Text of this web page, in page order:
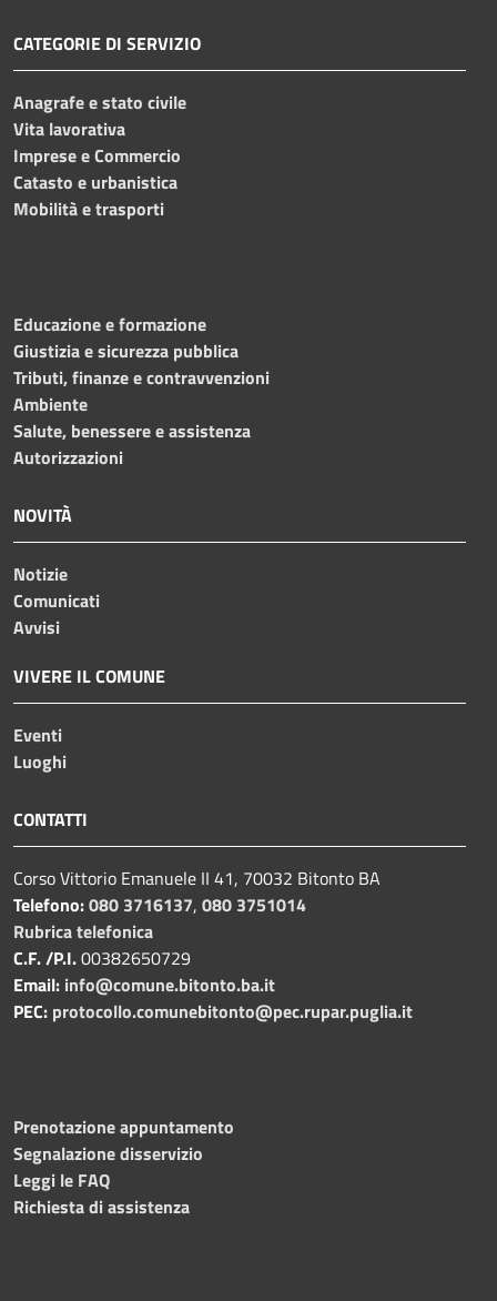
CATEGORIE DI SERVIZIO
Anagrafe e stato civile
Vita lavorativa
Imprese e Commercio
Catasto e urbanistica
Mobilità e trasporti
Educazione e formazione
Giustizia e sicurezza pubblica
Tributi, finanze e contravvenzioni
Ambiente
Salute, benessere e assistenza
Autorizzazioni
NOVITÀ
Notizie
Comunicati
Avvisi
VIVERE IL COMUNE
Eventi
Luoghi
CONTATTI
Corso Vittorio Emanuele II 41, 70032 Bitonto BA
Telefono:080 3716137, 080 3751014
Rubrica telefonica
C.F. /P.I.00382650729
Email: info@comune.bitonto.ba.it
PEC: protocollo.comunebitonto@pec.rupar.puglia.it
Prenotazione appuntamento
Segnalazione disservizio
Leggi le FAQ
Richiesta di assistenza